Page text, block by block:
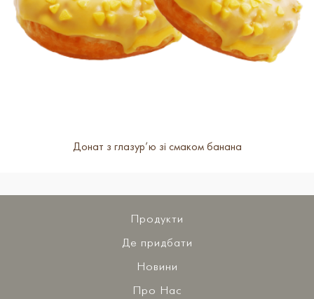
Донат з глазур’ю зі смаком банана
Продукти
Де придбати
Новини
Про Нас